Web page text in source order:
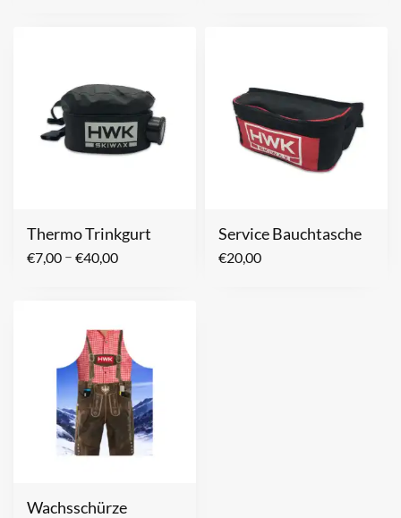
Thermo Trinkgurt
€7,00 – €40,00
Service Bauchtasche
€20,00
Wachsschürze